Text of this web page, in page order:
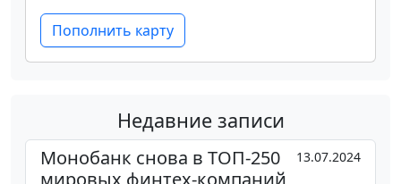
Пополнить карту
Недавние записи
Монобанк снова в ТОП-250
мировых финтех-компаний
13.07.2024